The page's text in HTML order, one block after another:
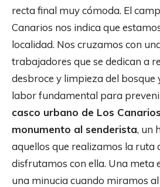
recta final muy cómoda. El
Canarios nos indica que
localidad. Nos cruzamos con
trabajadores que se dedican a
desbroce y limpieza del bosque
labor fundamental para
casco urbano de Los
monumento al senderista, un
aquellos que realizamos la ruta
disfrutamos con ella. Una meta
una minucia cuando miramos